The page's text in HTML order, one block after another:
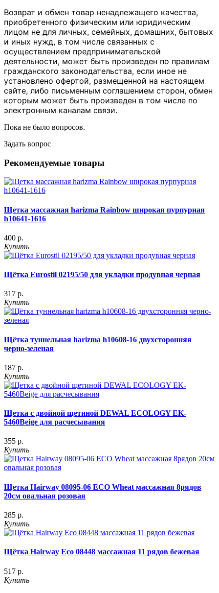
Возврат и обмен товар ненадлежащего качества,
приобретенного физическим или юридическим
лицом не для личных, семейных, домашних, бытовых
и иных нужд, в том числе связанных с
осуществлением предпринимательской
деятельности, может быть произведен по правилам
гражданского законодательства, если иное не
установлено офертой, размещенной на настоящем
сайте, либо письменным соглашением сторон, обмен
которым может быть произведен в том числе по
электронным каналам связи.
Пока не было вопросов.
Задать вопрос
Рекомендуемые товары
Щетка массажная harizma Rainbow широкая пурпурная
h10641-1616
400 р.
Купить
Щётка Eurostil 02195/50 для укладки продувная черная
317 р.
Купить
Щётка туннельная harizma h10608-16 двухсторонняя
черно-зеленая
187 р.
Купить
Щетка с двойной щетиной DEWAL ECOLOGY EK-
5460Beige для расчесывания
355 р.
Купить
Щетка Hairway 08095-06 ECO Wheat массажная 8рядов
20см овальная розовая
285 р.
Купить
Щётка Hairway Eco 08448 массажная 11 рядов бежевая
517 р.
Купить